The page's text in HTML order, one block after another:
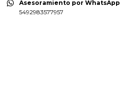
Asesoramiento por WhatsApp
5492983577957